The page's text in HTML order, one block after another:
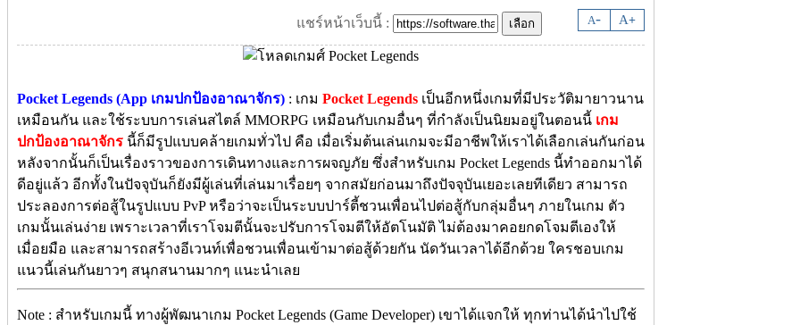
A- A+
แชร์หน้าเว็บนี้ :
Pocket Legends (App เกมปกป้องอาณาจักร) : เกม Pocket Legends เป็นอีกหนึ่งเกมที่มีประวัติมายาวนาน
เหมือนกัน และใช้ระบบการเล่นสไตล์ MMORPG เหมือนกับเกมอื่นๆ ที่กำลังเป็นนิยมอยู่ในตอนนี้ เกม
ปกป้องอาณาจักร นี้ก็มีรูปแบบคล้ายเกมทั่วไป คือ เมื่อเริ่มต้นเล่นเกมจะมีอาชีพให้เราได้เลือกเล่นกันก่อน
หลังจากนั้นก็เป็นเรื่องราวของการเดินทางและการผจญภัย ซึ่งสำหรับเกม Pocket Legends นี้ทำออกมาได้
ดีอยู่แล้ว อีกทั้งในปัจจุบันก็ยังมีผู้เล่นที่เล่นมาเรื่อยๆ จากสมัยก่อนมาถึงปัจจุบันเยอะเลยทีเดียว สามารถ
ประลองการต่อสู้ในรูปแบบ PvP หรือว่าจะเป็นระบบปาร์ตี้ชวนเพื่อนไปต่อสู้กับกลุ่มอื่นๆ ภายในเกม ตัว
เกมนั้นเล่นง่าย เพราะเวลาที่เราโจมตีนั้นจะปรับการโจมตีให้อัตโนมัติ ไม่ต้องมาคอยกดโจมตีเองให้
เมื่อยมือ และสามารถสร้างอีเวนท์เพื่อชวนเพื่อนเข้ามาต่อสู้ด้วยกัน นัดวันเวลาได้อีกด้วย ใครชอบเกม
แนวนี้เล่นกันยาวๆ สนุกสนานมากๆ แนะนำเลย
Note : สำหรับเกมนี้ ทางผู้พัฒนาเกม Pocket Legends (Game Developer) เขาได้แจกให้ ทุกท่านได้นำไปใช้